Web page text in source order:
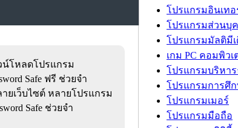
น์โหลดโปรแกรม
Safe ฟรี ช่วยจำ
ยเว็บไซต์ หลายโปรแกรม
Safe ช่วยจำ
โปรแกรมอินเทอ
โปรแกรมส่วนบุ
โปรแกรมมัลติมีเ
เกม PC คอมพิวเ
โปรแกรมบริหา
โปรแกรมการศึ
โปรแกรมเมอร์
โปรแกรมมือถือ